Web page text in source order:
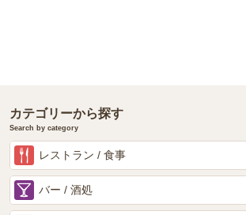
カテゴリーから探す
Search by category
レストラン / 食事
バー / 酒処